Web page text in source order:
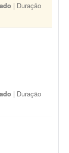
| Duração
| Duração